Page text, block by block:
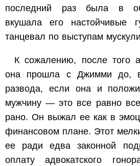
последний раз была в
вкушала его настойчивые
танцевал по выступам
К сожалению, после того
она прошла с Джимми до,
развода, если она и
мужчину — это все равно
рано. Он выжал ее как в
финансовом плане. Этот
ее ради едва законной
оплату адвокатского